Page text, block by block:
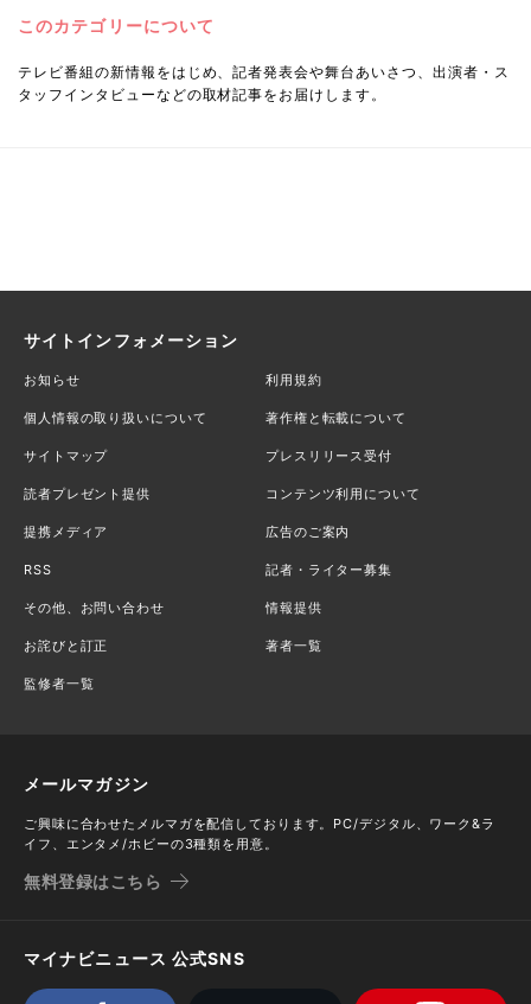
このカテゴリーについて
テレビ番組の新情報をはじめ、記者発表会や舞台あいさつ、出演者・ス
タッフインタビューなどの取材記事をお届けします。
サイトインフォメーション
お知らせ 利用規約
個人情報の取り扱いについて 著作権と転載について
サイトマップ プレスリリース受付
読者プレゼント提供 コンテンツ利用について
提携メディア 広告のご案内
RSS 記者・ライター募集
その他、お問い合わせ 情報提供
お詫びと訂正 著者一覧
監修者一覧
メールマガジン
ご興味に合わせたメルマガを配信しております。PC/デジタル、ワーク&ラ
イフ、エンタメ/ホビーの3種類を用意。
無料登録はこちら
マイナビニュース 公式SNS